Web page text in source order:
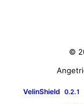
©
VelinShield 0.2.1